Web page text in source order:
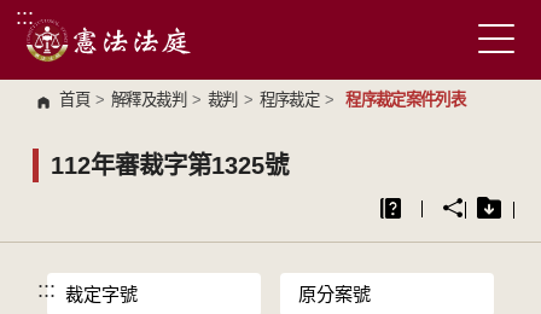
跳到主要內容區塊
:::
首頁 > 解釋及裁判 > 裁判 > 程序裁定 > 程序裁定案件列表
112年審裁字第1325號
::: 裁定字號 原分案號